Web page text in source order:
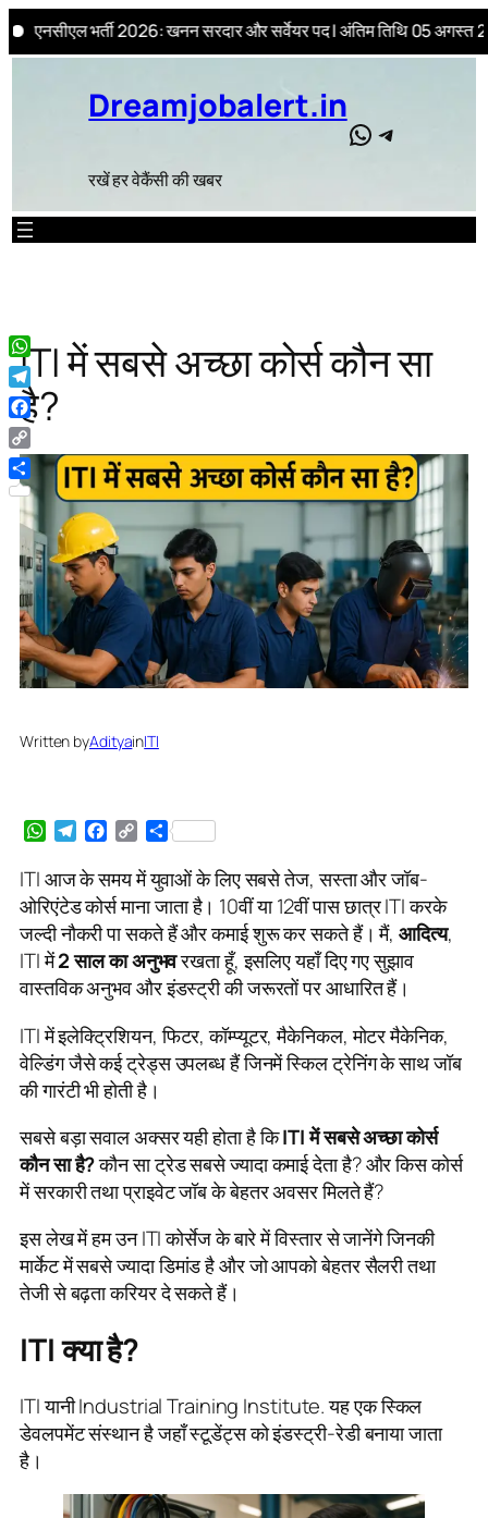
भर्ती 2026: खनन सरदार और सर्वेयर पद | अंतिम तिथि 05 अगस्त 2026 .
Skip
Dreamjobalert.in
रखें हर वेकैंसी की खबर
WhatsApp
Telegram
ITI में सबसे अच्छा कोर्स कौन सा
है?
Written byAdityainITI
WhatsApp
TelegramFacebook
CopyShare
ITI आज के समय में युवाओं के लिए सबसे तेज, सस्ता और जॉब-
ओरिएंटेड कोर्स माना जाता है। 10वीं या 12वीं पास छात्र ITI करके
जल्दी नौकरी पा सकते हैं और कमाई शुरू कर सकते हैं। मैं,आदित्य,
ITI में2 साल का अनुभवरखता हूँ, इसलिए यहाँ दिए गए सुझाव
वास्तविक अनुभव और इंडस्ट्री की जरूरतों पर आधारित हैं।
ITI में इलेक्ट्रिशियन, फिटर, कॉम्प्यूटर, मैकेनिकल, मोटर मैकेनिक,
वेल्डिंग जैसे कई ट्रेड्स उपलब्ध हैं जिनमें स्किल ट्रेनिंग के साथ जॉब
की गारंटी भी होती है।
सबसे बड़ा सवाल अक्सर यही होता है किITI में सबसे अच्छा कोर्स
कौन सा है?कौन सा ट्रेड सबसे ज्यादा कमाई देता है? और किस कोर्स
में सरकारी तथा प्राइवेट जॉब के बेहतर अवसर मिलते हैं?
इस लेख में हम उन ITI कोर्सेज के बारे में विस्तार से जानेंगे जिनकी
मार्केट में सबसे ज्यादा डिमांड है और जो आपको बेहतर सैलरी तथा
तेजी से बढ़ता करियर दे सकते हैं।
ITI क्या है?
ITI यानी Industrial Training Institute. यह एक स्किल
डेवलपमेंट संस्थान है जहाँ स्टूडेंट्स को इंडस्ट्री-रेडी बनाया जाता
है।
WhatsApp
Telegram
Facebook
Copy
Link
Share